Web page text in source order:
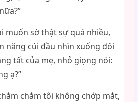
muốn sờ thật sự quá nhiều,
năng cúi đầu nhìn xuống đôi
tất của mẹ, nhỏ giọng nói:
ạ?”
chằm tôi không chớp mắt,